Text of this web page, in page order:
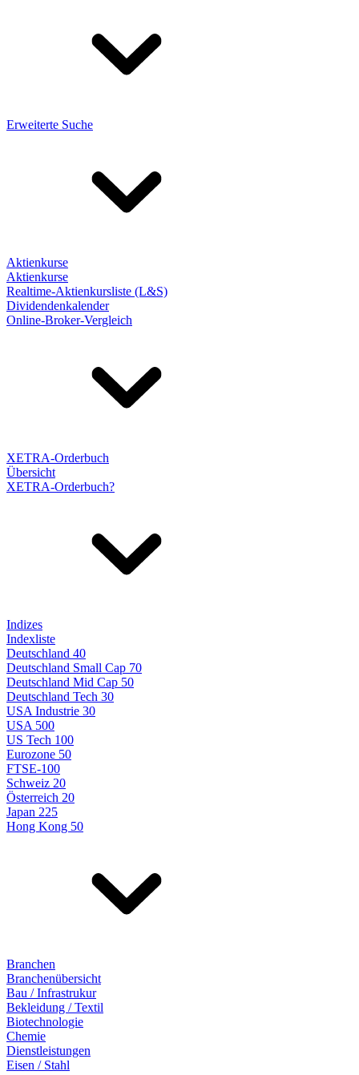
Erweiterte Suche
Aktienkurse
Aktienkurse
Realtime-Aktienkursliste (L&S)
Dividendenkalender
Online-Broker-Vergleich
XETRA-Orderbuch
Übersicht
XETRA-Orderbuch?
Indizes
Indexliste
Deutschland 40
Deutschland Small Cap 70
Deutschland Mid Cap 50
Deutschland Tech 30
USA Industrie 30
USA 500
US Tech 100
Eurozone 50
FTSE-100
Schweiz 20
Österreich 20
Japan 225
Hong Kong 50
Branchen
Branchenübersicht
Bau / Infrastrukur
Bekleidung / Textil
Biotechnologie
Chemie
Dienstleistungen
Eisen / Stahl